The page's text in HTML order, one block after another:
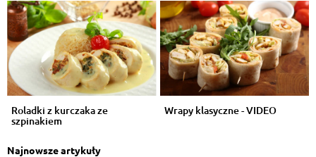
Roladki z kurczaka ze
szpinakiem
Wrapy klasyczne - VIDEO
Najnowsze artykuły